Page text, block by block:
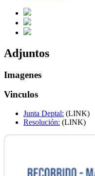
Adjuntos
Imagenes
Vinculos
Junta Deptal: (LINK)
Resolución: (LINK)